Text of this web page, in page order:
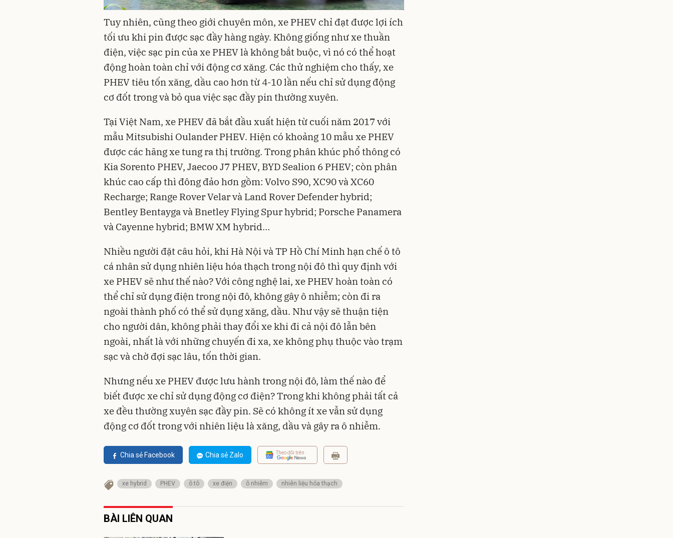
Tuy nhiên, cũng theo giới chuyên môn, xe PHEV chỉ đạt được lợi ích
tối ưu khi pin được sạc đầy hàng ngày. Không giống như xe thuần
điện, việc sạc pin của xe PHEV là không bắt buộc, vì nó có thể hoạt
động hoàn toàn chỉ với động cơ xăng. Các thử nghiệm cho thấy, xe
PHEV tiêu tốn xăng, dầu cao hơn từ 4-10 lần nếu chỉ sử dụng động
cơ đốt trong và bỏ qua việc sạc đầy pin thường xuyên.
Tại Việt Nam, xe PHEV đã bắt đầu xuất hiện từ cuối năm 2017 với
mẫu Mitsubishi Oulander PHEV. Hiện có khoảng 10 mẫu xe PHEV
được các hãng xe tung ra thị trường. Trong phân khúc phổ thông có
Kia Sorento PHEV, Jaecoo J7 PHEV, BYD Sealion 6 PHEV; còn phân
khúc cao cấp thì đông đảo hơn gồm: Volvo S90, XC90 và XC60
Recharge; Range Rover Velar và Land Rover Defender hybrid;
Bentley Bentayga và Bnetley Flying Spur hybrid; Porsche Panamera
và Cayenne hybrid; BMW XM hybrid…
Nhiều người đặt câu hỏi, khi Hà Nội và TP Hồ Chí Minh hạn chế ô tô
cá nhân sử dụng nhiên liệu hóa thạch trong nội đô thì quy định với
xe PHEV sẽ như thế nào? Với công nghệ lai, xe PHEV hoàn toàn có
thể chỉ sử dụng điện trong nội đô, không gây ô nhiễm; còn đi ra
ngoài thành phố có thể sử dụng xăng, dầu. Như vậy sẽ thuận tiện
cho người dân, không phải thay đổi xe khi đi cả nội đô lẫn bên
ngoài, nhất là với những chuyến đi xa, xe không phụ thuộc vào trạm
sạc và chờ đợi sạc lâu, tốn thời gian.
Nhưng nếu xe PHEV được lưu hành trong nội đô, làm thế nào để
biết được xe chỉ sử dụng động cơ điện? Trong khi không phải tất cả
xe đều thường xuyên sạc đầy pin. Sẽ có không ít xe vẫn sử dụng
động cơ đốt trong với nhiên liệu là xăng, dầu và gây ra ô nhiễm.
Chia sẻ Facebook Chia sẻ Zalo Theo dõi trên
xe hybrid PHEV ô tô xe điện ô nhiễm nhiên liệu hóa thạch
BÀI LIÊN QUAN